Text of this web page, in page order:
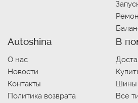
Autoshina
О нас
Новости
Контакты
Политика возврата
В
Шины
Все